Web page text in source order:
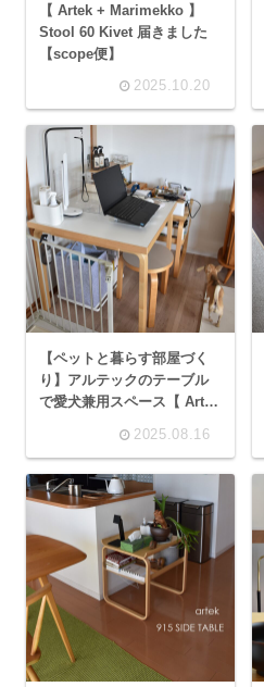
【 Artek + Marimekko 】
Stool 60 Kivet 届きました
【scope便】
2025.10.20
【ペットと暮らす部屋づく
り】アルテックのテーブル
で愛犬兼用スペース【 Artek
2025.08.16